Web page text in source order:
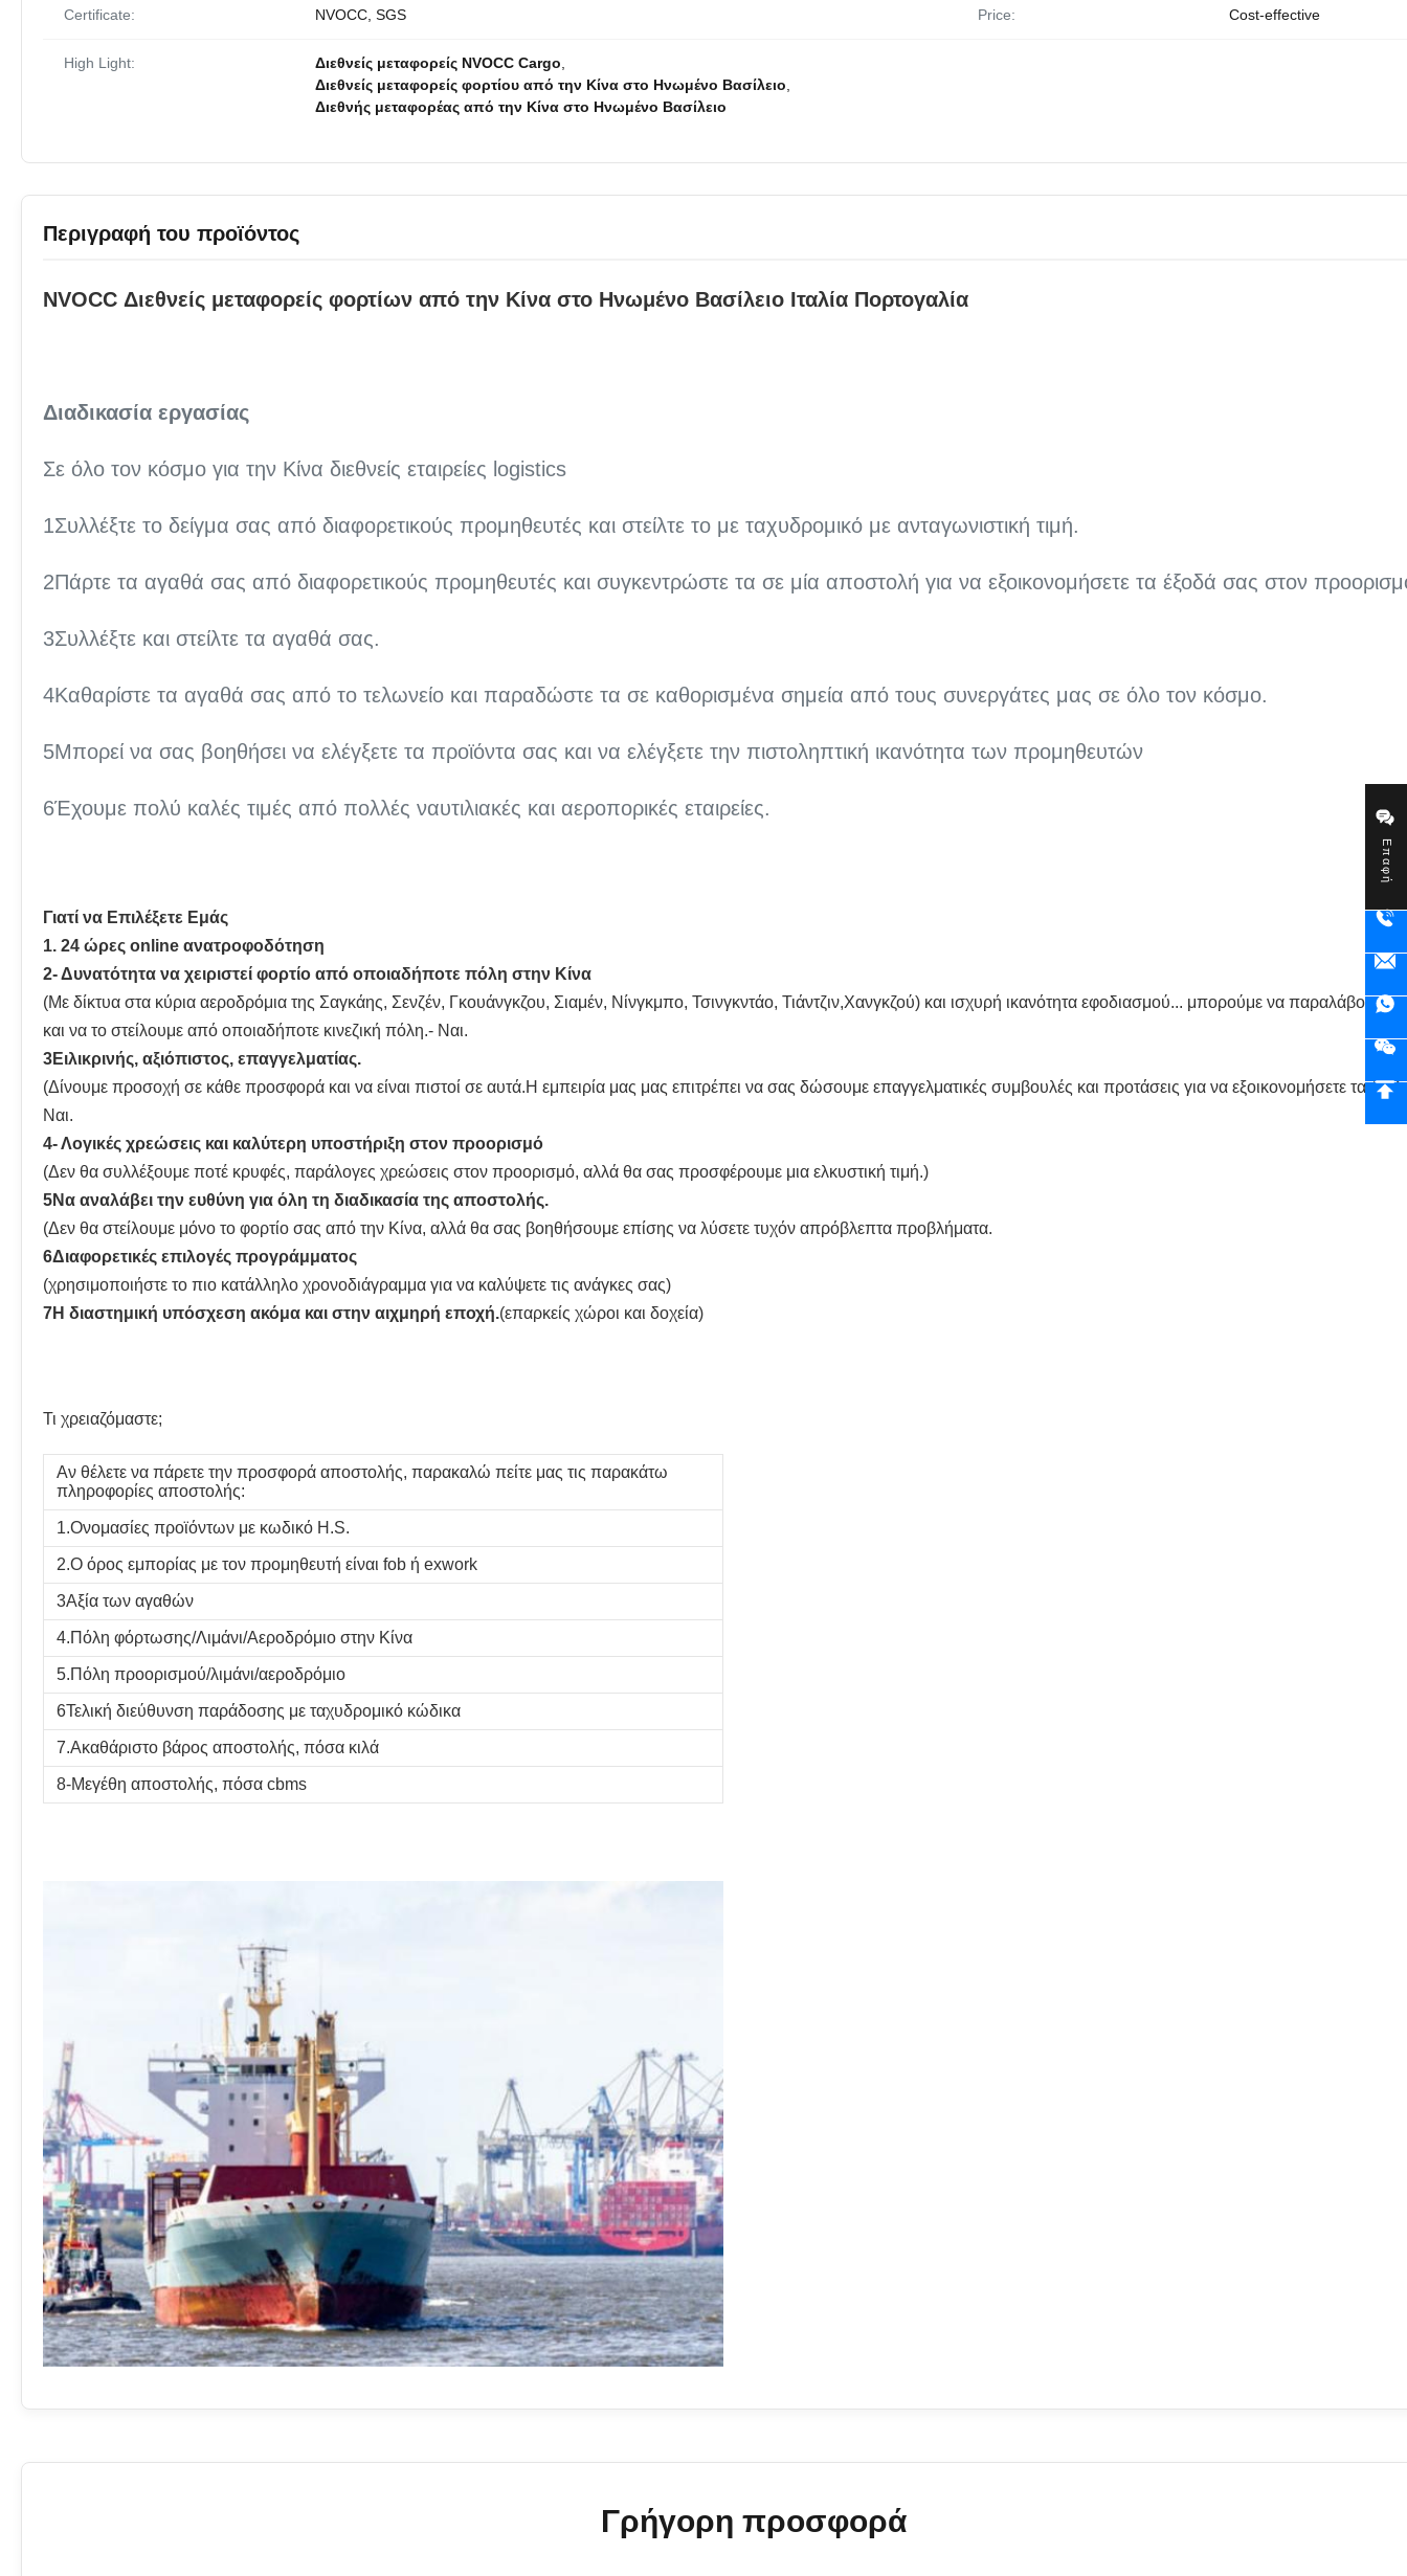
Επαφή
Certificate: NVOCC, SGS Price: Cost-effective
High Light: Διεθνείς μεταφορείς NVOCC Cargo
Διεθνείς μεταφορείς φορτίου από την Κίνα στο Ηνωμένο Βασίλειο
Διεθνής μεταφορέας από την Κίνα στο Ηνωμένο Βασίλειο
Περιγραφή του προϊόντος
NVOCC Διεθνείς μεταφορείς φορτίων από την Κίνα στο Ηνωμένο Βασίλειο Ιταλία Πορτογαλία
Διαδικασία εργασίας
Σε όλο τον κόσμο για την Κίνα διεθνείς εταιρείες logistics
1Συλλέξτε το δείγμα σας από διαφορετικούς προμηθευτές και στείλτε το με ταχυδρομικό με ανταγωνιστική τιμή.
2Πάρτε τα αγαθά σας από διαφορετικούς προμηθευτές και συγκεντρώστε τα σε μία αποστολή για να εξοικονομήσετε τα έξοδά σας στον
3Συλλέξτε και στείλτε τα αγαθά σας.
4Καθαρίστε τα αγαθά σας από το τελωνείο και παραδώστε τα σε καθορισμένα σημεία από τους συνεργάτες μας σε όλο τον κόσμο.
5Μπορεί να σας βοηθήσει να ελέγξετε τα προϊόντα σας και να ελέγξετε την πιστοληπτική ικανότητα των προμηθευτών
6Έχουμε πολύ καλές τιμές από πολλές ναυτιλιακές και αεροπορικές εταιρείες.
Γιατί να Επιλέξετε Εμάς
1. 24 ώρες online ανατροφοδότηση
2- Δυνατότητα να χειριστεί φορτίο από οποιαδήποτε πόλη στην Κίνα
(Με δίκτυα στα κύρια αεροδρόμια της Σαγκάης, Σενζέν, Γκουάνγκζου, Σιαμέν, Νίνγκμπο, Τσινγκντάο, Τιάντζιν,Χανγκζού) και ισχυρή ικανότητα εφοδιασμού... μπορούμε να παραλάβουμε
και να το στείλουμε από οποιαδήποτε κινεζική πόλη.- Ναι.
3Ειλικρινής, αξιόπιστος, επαγγελματίας.
(Δίνουμε προσοχή σε κάθε προσφορά και να είναι πιστοί σε αυτά.Η εμπειρία μας μας επιτρέπει να σας δώσουμε επαγγελματικές συμβουλές και προτάσεις για να εξοικονομήσετε τα
Ναι.
4- Λογικές χρεώσεις και καλύτερη υποστήριξη στον προορισμό
(Δεν θα συλλέξουμε ποτέ κρυφές, παράλογες χρεώσεις στον προορισμό, αλλά θα σας προσφέρουμε μια ελκυστική τιμή.)
5Να αναλάβει την ευθύνη για όλη τη διαδικασία της αποστολής.
(Δεν θα στείλουμε μόνο το φορτίο σας από την Κίνα, αλλά θα σας βοηθήσουμε επίσης να λύσετε τυχόν απρόβλεπτα προβλήματα.
6Διαφορετικές επιλογές προγράμματος
(χρησιμοποιήστε το πιο κατάλληλο χρονοδιάγραμμα για να καλύψετε τις ανάγκες σας)
7Η διαστημική υπόσχεση ακόμα και στην αιχμηρή εποχή.(επαρκείς χώροι και δοχεία)
Τι χρειαζόμαστε;
Αν θέλετε να πάρετε την προσφορά αποστολής, παρακαλώ πείτε μας τις παρακάτω
πληροφορίες αποστολής:
1.Ονομασίες προϊόντων με κωδικό H.S.
2.Ο όρος εμπορίας με τον προμηθευτή είναι fob ή exwork
3Αξία των αγαθών
4.Πόλη φόρτωσης/Λιμάνι/Αεροδρόμιο στην Κίνα
5.Πόλη προορισμού/λιμάνι/αεροδρόμιο
6Τελική διεύθυνση παράδοσης με ταχυδρομικό κώδικα
7.Ακαθάριστο βάρος αποστολής, πόσα κιλά
8-Μεγέθη αποστολής, πόσα cbms
Γρήγορη προσφορά